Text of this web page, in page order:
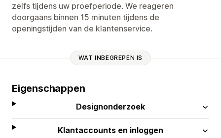
zelfs tijdens uw proefperiode. We reageren
doorgaans binnen 15 minuten tijdens de
openingstijden van de klantenservice.
WAT INBEGREPEN IS
Eigenschappen
Designonderzoek
Klantaccounts en inloggen